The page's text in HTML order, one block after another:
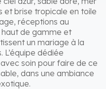
et brise tropicale en toile
réceptions au
de gamme et
un mariage à la
dédiée
soin pour faire de ce
dans une ambiance